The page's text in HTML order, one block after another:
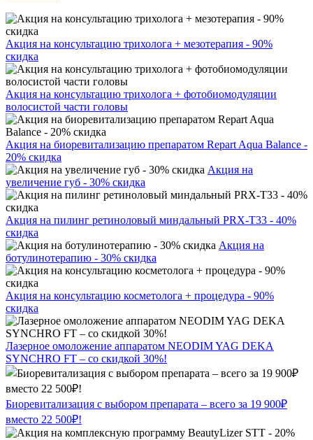
Акция на консультацию трихолога + мезотерапия - 90%
скидка
Акция на консультацию трихолога + фотобиомодуляции
волосистой части головы
Акция на биоревитализацию препаратом Repart Aqua Balance -
20% скидка
Акция на
увеличение губ - 30% скидка
Акция на пилинг ретиноловый миндальный PRX-T33 - 40%
скидка
Акция на
ботулинотерапию - 30% скидка
Акция на консультацию косметолога + процедура - 90%
скидка
Лазерное омоложение аппаратом NEODIM YAG DEKA
SYNCHRO FT – со скидкой 30%!
Биоревитализация с выбором препарата – всего за 19 900₽
вместо 22 500₽!